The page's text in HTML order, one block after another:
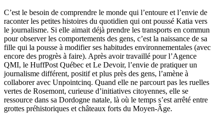
C’est le besoin de comprendre le monde qui l’entoure et l’envie de
raconter les petites histoires du quotidien qui ont poussé Katia vers
le journalisme. Si elle aimait déjà prendre les transports en commun
pour observer les comportements des gens, c’est la naissance de sa
fille qui la pousse à modifier ses habitudes environnementales (avec
encore des progrès à faire). Après avoir travaillé pour l’Agence
QMI, le HuffPost Québec et Le Devoir, l’envie de pratiquer un
journalisme différent, positif et plus près des gens, l’amène à
collaborer avec Unpointcinq. Quand elle ne parcourt pas les ruelles
vertes de Rosemont, curieuse d’initiatives citoyennes, elle se
ressource dans sa Dordogne natale, là où le temps s’est arrêté entre
grottes préhistoriques et châteaux forts du Moyen-Âge.